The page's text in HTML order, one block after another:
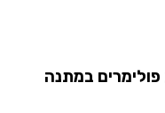
במתנה